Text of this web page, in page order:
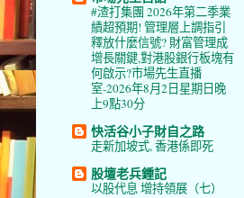
#渣打集團 2026年第二季業
績超預期! 管理層上調指引
釋放什麼信號? 財富管理成
增長關鍵,對港股銀行板塊有
何啟示?市場先生直播
室-2026年8月2日星期日晚
上9點30分
快活谷小子財自之路
走新加坡式, 香港係即死
股壇老兵鍾記
以股代息 增持領展（七）